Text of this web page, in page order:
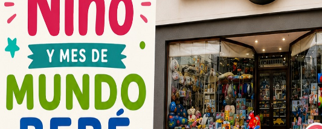
del 8 de enero en donde un vecino de la localidad expresó
bancario y que disponía de herramientas para hacer